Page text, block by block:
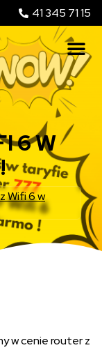
41 345 71 15
6 W
Wifi 6 w
w cenie router z